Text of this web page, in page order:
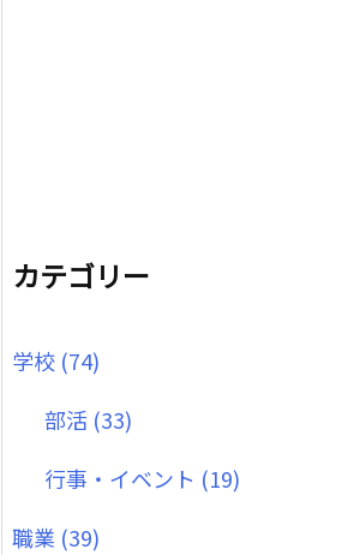
カテゴリー
学校 (74)
部活 (33)
行事・イベント (19)
職業 (39)